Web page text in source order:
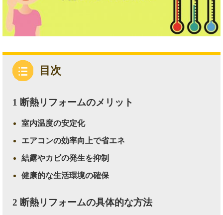
目次
1 断熱リフォームのメリット
室内温度の安定化
エアコンの効率向上で省エネ
結露やカビの発生を抑制
健康的な生活環境の確保
2 断熱リフォームの具体的な方法